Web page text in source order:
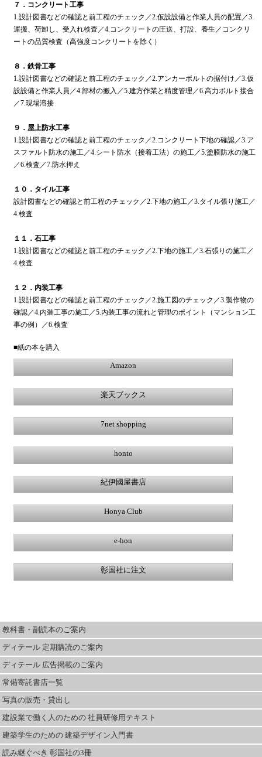
７．コンクリート工事
1.設計図書などの確認と前工程のチェック／2.仮設設備と作業人員の配置／3.
運搬、荷卸し、受入れ検査／4.コンクリートの圧送、打設、養生／コンクリ
ートの品質検査（高強度コンクリートを除く）
８．鉄骨工事
1.設計図書などの確認と前工程のチェック／2.アンカーボルトの据付け／3.仮
設設備と作業人員／4.部材の搬入／5.建方作業と精度管理／6.高力ボルト接合
／7.現場溶接
９．屋上防水工事
1.設計図書などの確認と前工程のチェック／2.コンクリート下地の確認／3.ア
スファルト防水の施工／4.シート防水（接着工法）の施工／5.塗膜防水の施工
／6.検査／7.防水押え
１０．タイル工事
設計図書などの確認と前工程のチェック／2.下地の施工／3.タイル張り施工／
4.検査
１１．石工事
1.設計図書などの確認と前工程のチェック／2.下地の施工／3.石張りの施工／
4.検査
１２．内装工事
1.設計図書などの確認と前工程のチェック／2.施工図のチェック／3.製作物の
確認／4.内装工事の施工／5.内装工事の流れと管理のポイント（マンション工
事の例）／6.検査
■紙の本を購入
Amazon
楽天ブックス
7net shopping
honto
紀伊國屋書店
Honya Club
e-hon
彰国社に注文
教科書・副読本のご案内
ディテール 定期購読のご案内
ディテール 広告掲載のご案内
常備寄託書店一覧
写真の販売・貸出し
建設業で働く人のための 社員研修用テキスト
建築学生のための 建築デザイン入門書
読み継ぐべき 彰国社の3冊